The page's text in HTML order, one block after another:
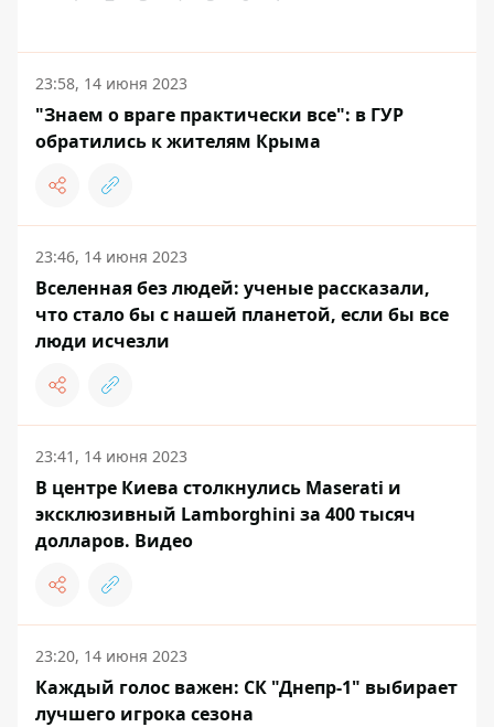
23:58, 14 июня 2023
"Знаем о враге практически все": в ГУР
обратились к жителям Крыма
23:46, 14 июня 2023
Вселенная без людей: ученые рассказали,
что стало бы с нашей планетой, если бы все
люди исчезли
23:41, 14 июня 2023
В центре Киева столкнулись Maserati и
эксклюзивный Lamborghini за 400 тысяч
долларов. Видео
23:20, 14 июня 2023
Каждый голос важен: СК "Днепр-1" выбирает
лучшего игрока сезона